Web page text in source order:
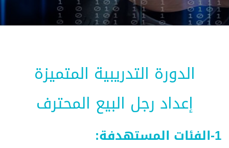
الدورة التدريبية المتميزة
إعداد رجل البيع المحترف
1-الفئات المستهدفة: